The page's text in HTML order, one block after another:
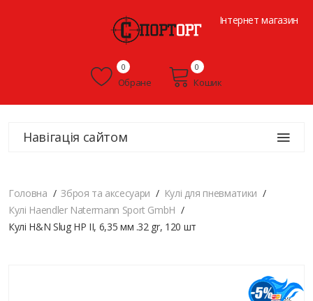
Інтернет магазин
Обране
0
Кошик
0
Навігація сайтом
Головна Зброя та аксесуари
Кулі для пневматики
Кулі Haendler Natermann Sport GmbH
Кулі H&N Slug HP II, 6,35 мм .32 gr, 120 шт